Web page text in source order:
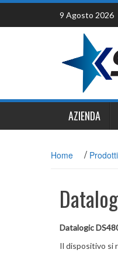
Skip
content
9 Agosto 2026
AZIENDA
Home / Prodotti
Datalogic
Il dispositivo si